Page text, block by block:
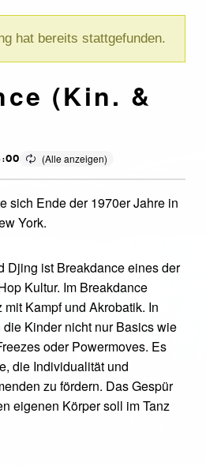
hat bereits stattgefunden.
(Kin. &
sich Ende der 1970er Jahre in
York.
Djing ist Breakdance eines der
Kultur. Im Breakdance
Kampf und Akrobatik. In
Kinder nicht nur Basics wie
oder Powermoves. Es
die Individualität und
zu fördern. Das Gespür
eigenen Körper soll im Tanz